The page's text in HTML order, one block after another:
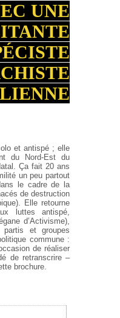
UNE
et antispé ; elle
du Nord-Est du
Ça fait 20 ans
un peu partout
le cadre de la
de destruction
Elle retourne
luttes antispé,
d’Activisme),
partis et groupes
commune :
de réaliser
de retranscrire –
brochure.